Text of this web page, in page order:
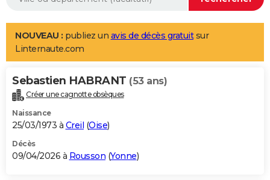
Aménagement intérieur
LIFESTYLE
Art de vivre
Bien-être
Loisirs
Mode
Modes de vie
Alimentation
Guide de la santé
Maladies
Médicaments
Sommeil
VOYAGE
Destinations
City break
Voyage nature
Voyage de noces
Forum
Climat
+PHOTO
GUIDES D'ACHAT
BONS PLANS
NOUVEAU : publiez un avis de décès gratuitsur
Linternaute.com
Sebastien HABRANT (53 ans)
Créer une cagnotte obsèques
Naissance
25/03/1973 à Creil (Oise)
Décès
09/04/2026 à Rousson (Yonne)